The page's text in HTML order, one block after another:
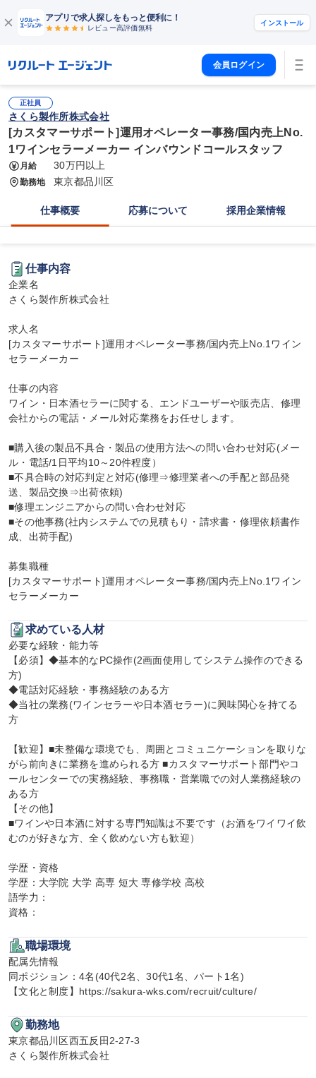
アプリで求人探しをもっと便利に！
レビュー高評価無料
インストール
会員ログイン
正社員
さくら製作所株式会社
[カスタマーサポート]運用オペレーター事務/国内売上No.
1ワインセラーメーカー インバウンドコールスタッフ
月給 30万円以上
勤務地 東京都品川区
仕事概要 応募について 採用企業情報
仕事内容
企業名
さくら製作所株式会社
求人名
[カスタマーサポート]運用オペレーター事務/国内売上No.1ワイン
セラーメーカー
仕事の内容
ワイン・日本酒セラーに関する、エンドユーザーや販売店、修理
会社からの電話・メール対応業務をお任せします。
■購入後の製品不具合・製品の使用方法への問い合わせ対応(メー
ル・電話/1日平均10～20件程度）
■不具合時の対応判定と対応(修理⇒修理業者への手配と部品発
送、製品交換⇒出荷依頼)
■修理エンジニアからの問い合わせ対応
■その他事務(社内システムでの見積もり・請求書・修理依頼書作
成、出荷手配)
募集職種
[カスタマーサポート]運用オペレーター事務/国内売上No.1ワイン
セラーメーカー
求めている人材
必要な経験・能力等
【必須】◆基本的なPC操作(2画面使用してシステム操作のできる
方)
◆電話対応経験・事務経験のある方
◆当社の業務(ワインセラーや日本酒セラー)に興味関心を持てる
方
【歓迎】■未整備な環境でも、周囲とコミュニケーションを取りな
がら前向きに業務を進められる方 ■カスタマーサポート部門やコ
ールセンターでの実務経験、事務職・営業職での対人業務経験の
ある方
【その他】
■ワインや日本酒に対する専門知識は不要です（お酒をワイワイ飲
むのが好きな方、全く飲めない方も歓迎）
学歴・資格
学歴：大学院 大学 高専 短大 専修学校 高校
語学力：
資格：
職場環境
配属先情報
同ポジション：4名(40代2名、30代1名、パート1名)
【文化と制度】https://sakura-wks.com/recruit/culture/
勤務地
東京都品川区西五反田2-27-3
さくら製作所株式会社